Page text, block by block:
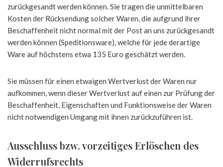
zurückgesandt werden können. Sie tragen die unmittelbaren
Kosten der Rücksendung solcher Waren, die aufgrund ihrer
Beschaffenheit nicht normal mit der Post an uns zurückgesandt
werden können (Speditionsware), welche für jede derartige
Ware auf höchstens etwa 135 Euro geschätzt werden.
Sie müssen für einen etwaigen Wertverlust der Waren nur
aufkommen, wenn dieser Wertverlust auf einen zur Prüfung der
Beschaffenheit, Eigenschaften und Funktionsweise der Waren
nicht notwendigen Umgang mit ihnen zurückzuführen ist.
Ausschluss bzw. vorzeitiges Erlöschen des
Widerrufsrechts